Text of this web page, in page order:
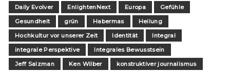
Daily Evolver
EnlightenNext Europa
Gefühle
Gesundheit
grün Habermas
Heilung
Hochkultur vor unserer Zeit
Identität
Integral
integrale Perspektive
Integrales Bewusstsein
Jeff Salzman
Ken Wilber
konstruktiver journalismus